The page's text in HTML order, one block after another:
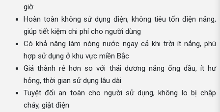
giờ
Hoàn toàn không sử dụng điện, không tiêu tốn điện năng,
giúp tiết kiệm chi phí cho người dùng
Có khả năng làm nóng nước ngay cả khi trời ít nắng, phù
hợp sử dụng ở khu vực miền Bắc
Giá thành rẻ hơn so với thái dương năng ống dầu, ít hư
hỏng, thời gian sử dụng lâu dài
Tuyệt đối an toàn cho người sử dụng, không lo bị chập
cháy, giật điện